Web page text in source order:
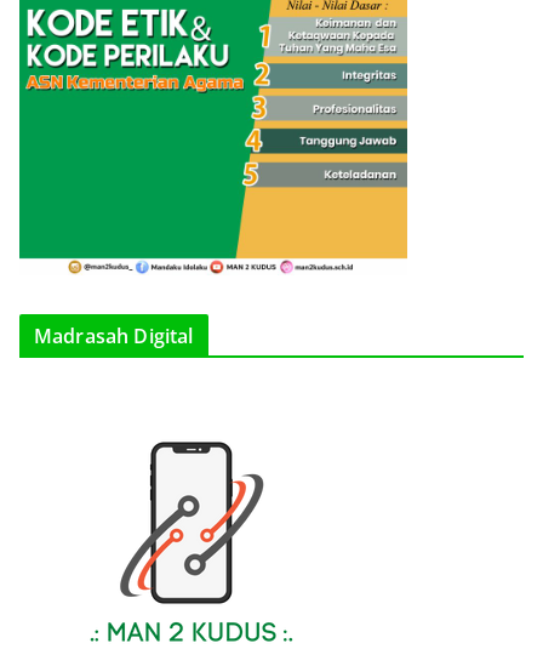
Madrasah Digital